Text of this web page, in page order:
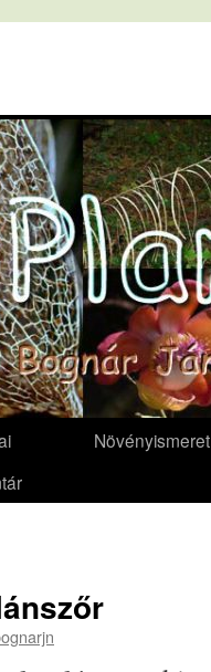
Növényismeret